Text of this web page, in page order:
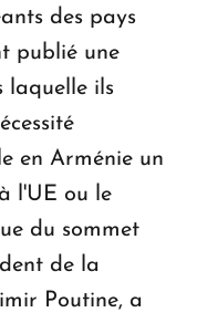
des pays
publié une
laquelle ils
en Arménie un
l'UE ou le
du sommet
de la
Poutine, a